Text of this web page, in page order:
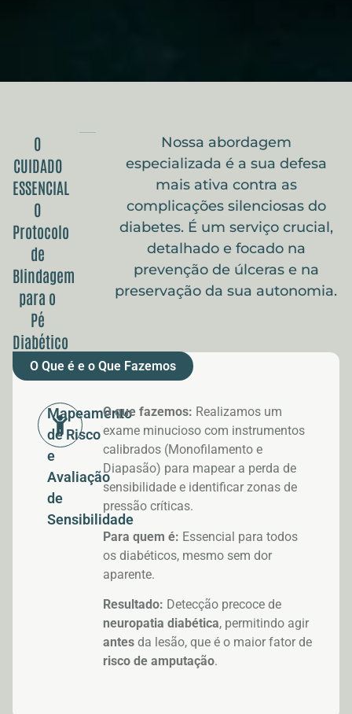
O
CUIDADO
ESSENCIAL
O
Protocolo
de
Blindagem
para o
Pé
Diabético
Nossa abordagem
especializada é a sua defesa
mais ativa contra as
complicações silenciosas do
diabetes. É um serviço crucial,
detalhado e focado na
prevenção de úlceras e na
preservação da sua autonomia.
O Que é e o Que Fazemos
Mapeamento
de Risco
e
Avaliação
de
Sensibilidade
O que fazemos: Realizamos um
exame minucioso com instrumentos
calibrados (Monofilamento e
Diapasão) para mapear a perda de
sensibilidade e identificar zonas de
pressão críticas.
Para quem é: Essencial para todos
os diabéticos, mesmo sem dor
aparente.
Resultado: Detecção precoce de
neuropatia diabética, permitindo agir
antes da lesão, que é o maior fator de
risco de amputação.